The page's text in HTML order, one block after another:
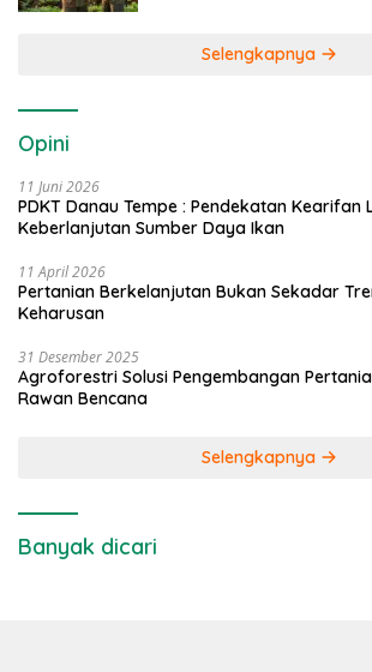
Selengkapnya
Opini
11 Juni 2026
PDKT Danau Tempe : Pendekatan Kearifan
Keberlanjutan Sumber Daya Ikan
11 April 2026
Pertanian Berkelanjutan Bukan Sekadar
Keharusan
31 Desember 2025
Agroforestri Solusi Pengembangan
Rawan Bencana
Selengkapnya
Banyak dicari